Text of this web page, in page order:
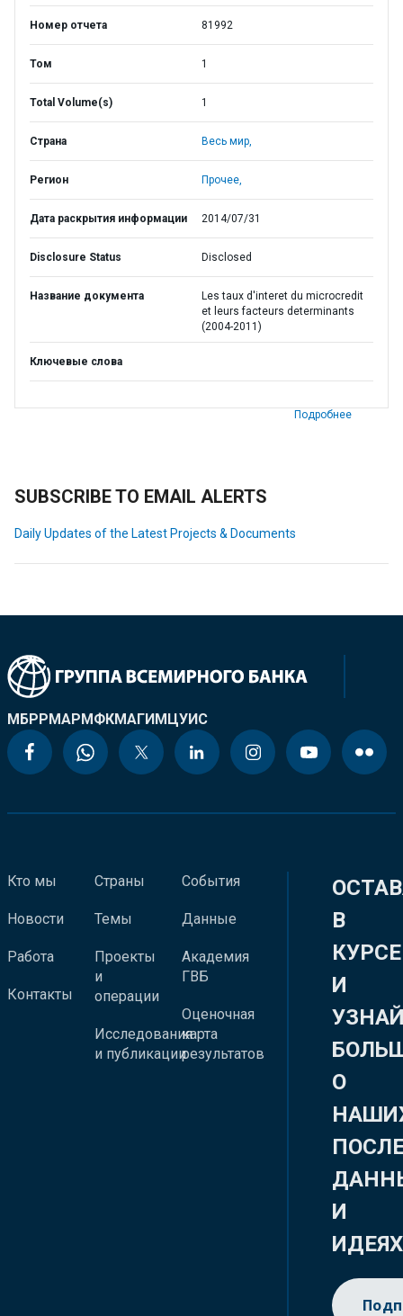
Номер отчета 81992
Том 1
Total Volume(s) 1
Страна Весь мир,
Регион Прочее,
Дата раскрытия информации 2014/07/31
Disclosure Status Disclosed
Название документа
Les taux d'interet du microcredit
et leurs facteurs determinants
(2004-2011)
Ключевые слова
Подробнее
SUBSCRIBE TO EMAIL ALERTS
Daily Updates of the Latest Projects & Documents
МБРРМАРМФКМАГИМЦУИС
Кто мы
Новости
Работа
Контакты
Страны
Темы
Проекты
и
операции
Исследования
и публикации
События
Данные
Академия
ГВБ
Оценочная
карта
результатов
В
КУРСЕ
И
О
И
ИДЕЯХ